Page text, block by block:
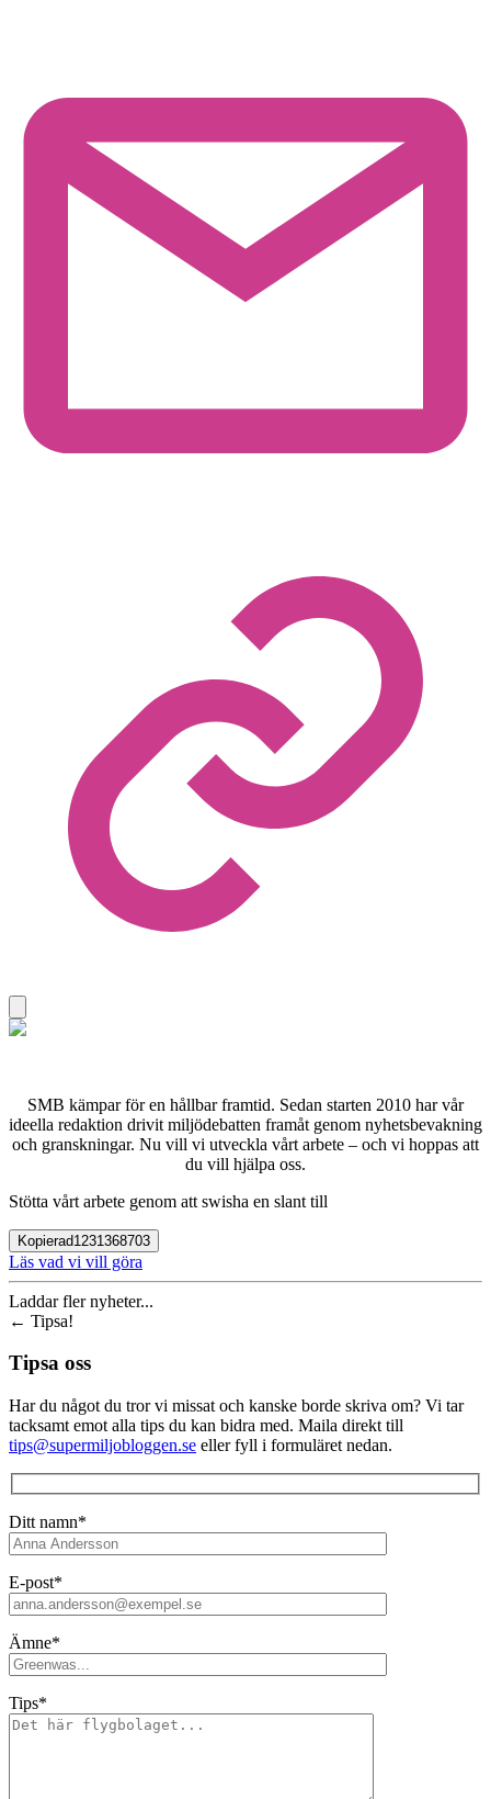
SMB kämpar för en hållbar framtid. Sedan starten 2010 har vår
ideella redaktion drivit miljödebatten framåt genom nyhetsbevakning
och granskningar. Nu vill vi utveckla vårt arbete – och vi hoppas att
du vill hjälpa oss.
Stötta vårt arbete genom att swisha en slant till
Kopierad1231368703
Läs vad vi vill göra
Laddar fler nyheter...
← Tipsa!
Tipsa oss
Har du något du tror vi missat och kanske borde skriva om? Vi tar
tacksamt emot alla tips du kan bidra med. Maila direkt till
tips@supermiljobloggen.se eller fyll i formuläret nedan.
Ditt namn*
E-post*
Ämne*
Tips*